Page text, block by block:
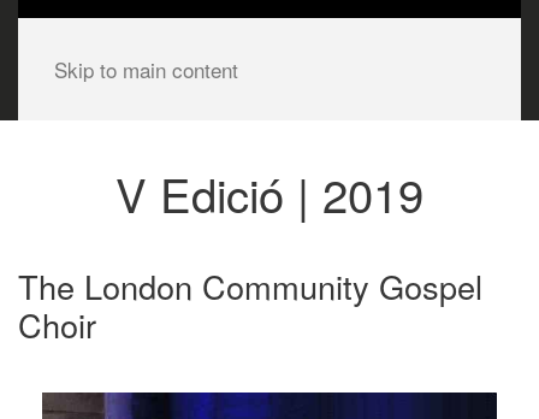
Skip to main content
V Edició | 2019
The London Community Gospel
Choir